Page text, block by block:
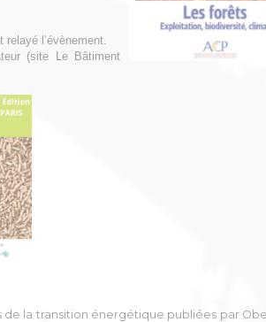
l’évènement.
(site Le Bâtiment
la transition énergétique publiées par